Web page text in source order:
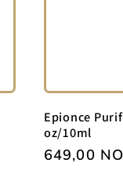
Epionce
oz/10ml
Vanlig
649,00